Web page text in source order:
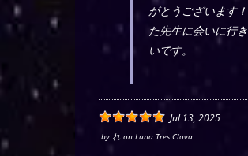
がとうございます
た先生に会いに行
いです。
Jul 13, 2025
by れ on Luna Tres Clova